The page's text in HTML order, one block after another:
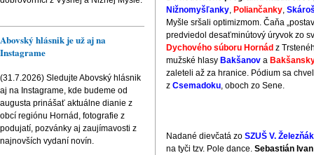
Abovský hlásnik je už aj na
Instagrame
(31.7.2026) Sledujte Abovský hlásnik
aj na Instagrame, kde budeme od
augusta prinášať aktuálne dianie z
obcí regiónu Hornád, fotografie z
podujatí, pozvánky aj zaujímavosti z
najnovších vydaní novín.
Nižnomyšľanky, Poliančanky,
Myšle sršali optimizmom. Čaňa
predviedol desaťminútový úryvok zo
Dychového súboru Hornád z
mužské hlasy Bakšanov a
zaleteli až za hranice. Pódium sa
z Csemadoku, oboch zo Sene.
Nadané dievčatá zo SZUŠ V.
na tyči tzv. Pole dance. Sebastián Ivan